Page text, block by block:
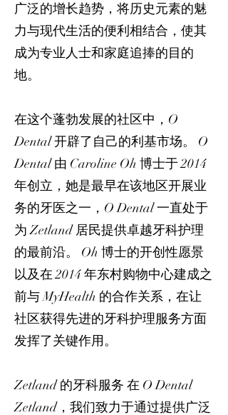
广泛的增长趋势，将历史元素的魅
力与现代生活的便利相结合，使其
成为专业人士和家庭追捧的目的
地。
在这个蓬勃发展的社区中，O
Dental 开辟了自己的利基市场。 O
Dental 由 Caroline Oh 博士于 2014
年创立，她是最早在该地区开展业
务的牙医之一，O Dental 一直处于
为 Zetland 居民提供卓越牙科护理
的最前沿。 Oh 博士的开创性愿景
以及在 2014 年东村购物中心建成之
前与 MyHealth 的合作关系，在让
社区获得先进的牙科护理服务方面
发挥了关键作用。
Zetland 的牙科服务 在 O Dental
Zetland，我们致力于通过提供广泛